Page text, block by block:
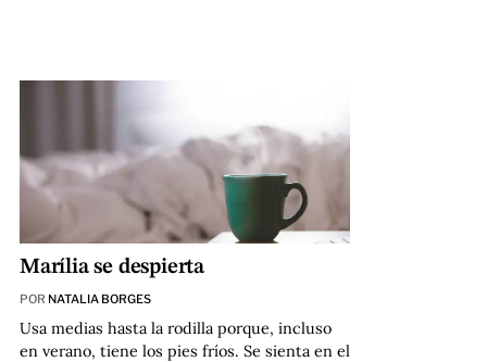
Marília se despierta
POR NATALIA BORGES
Usa medias hasta la rodilla porque, incluso
en verano, tiene los pies fríos. Se sienta en el